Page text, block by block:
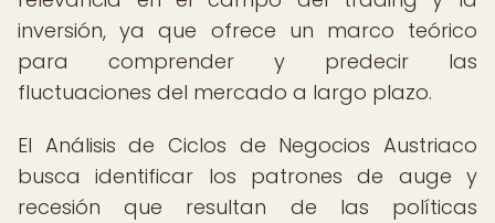
inversión, ya que ofrece un marco teórico
para comprender y predecir las
fluctuaciones del mercado a largo plazo.
El Análisis de Ciclos de Negocios Austriaco
busca identificar los patrones de auge y
recesión que resultan de las políticas